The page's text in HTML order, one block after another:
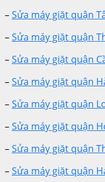
–Sửa máy giặt quận
–Sửa máy giặt quận
–Sửa máy giặt quận
–Sửa máy giặt quận
–Sửa máy giặt quận
–Sửa máy giặt quận
–Sửa máy giặt quận
–Sửa máy giặt quận